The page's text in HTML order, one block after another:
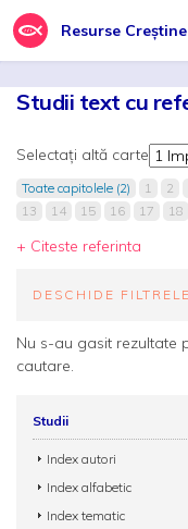
Resurse Creștine
Studii text cu
Selectați altă carte
Toate capitolele (2) 1 2
13
14 15 16 17 18
+ Citeste referinta
DESCHIDE FILTRELE
Nu s-au gasit rezultate
cautare.
Studii
Index autori
Index alfabetic
Index tematic